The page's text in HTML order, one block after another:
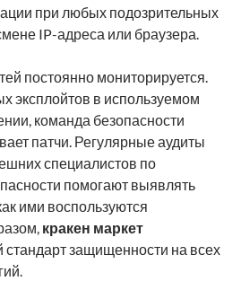
при любых подозрительных
IP-адреса или браузера.
постоянно мониторируется.
эксплойтов в используемом
команда безопасности
патчи. Регулярные аудиты
специалистов по
помогают выявлять
ими воспользуются
кракен маркет
защищенности на всех